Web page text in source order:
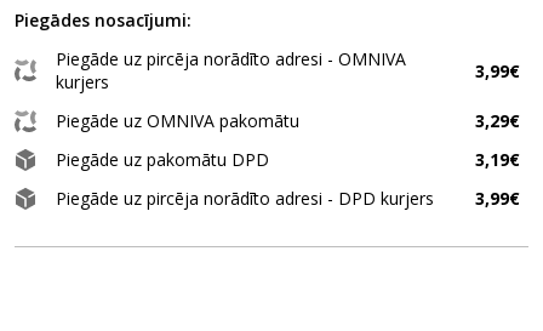
Piegādes nosacījumi:
Piegāde uz pircēja norādīto adresi - OMNIVA
kurjers
3,99€
Piegāde uz OMNIVA pakomātu
3,29€
Piegāde uz pakomātu DPD
3,19€
Piegāde uz pircēja norādīto adresi - DPD kurjers
3,99€